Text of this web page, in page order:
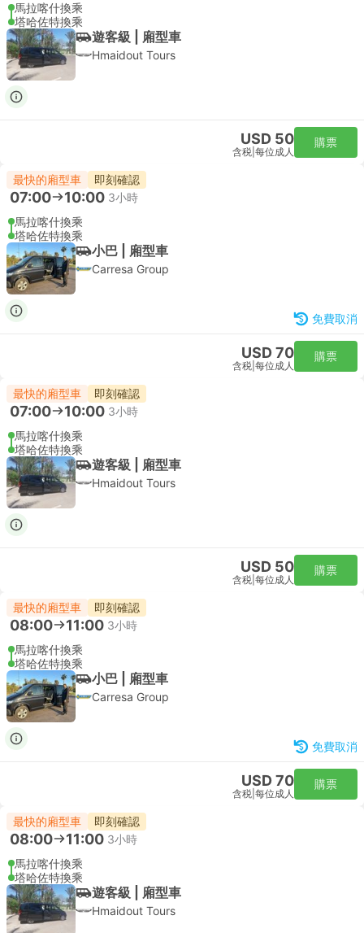
馬拉喀什換乘
塔哈佐特換乘
遊客級 | 廂型車
Hmaidout Tours
USD 50
含税 每位成人
購票
最快的廂型車 即刻確認
07:00 10:00 3小時
馬拉喀什換乘
塔哈佐特換乘
小巴 | 廂型車
Carresa Group
免費取消
USD 70
含税 每位成人
購票
最快的廂型車 即刻確認
07:00 10:00 3小時
馬拉喀什換乘
塔哈佐特換乘
遊客級 | 廂型車
Hmaidout Tours
USD 50
含税 每位成人
購票
最快的廂型車 即刻確認
08:00 11:00 3小時
馬拉喀什換乘
塔哈佐特換乘
小巴 | 廂型車
Carresa Group
免費取消
USD 70
含税 每位成人
購票
最快的廂型車 即刻確認
08:00 11:00 3小時
馬拉喀什換乘
塔哈佐特換乘
遊客級 | 廂型車
Hmaidout Tours